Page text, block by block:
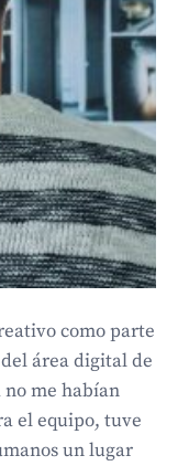
como parte
área digital de
me habían
el equipo, tuve
un lugar